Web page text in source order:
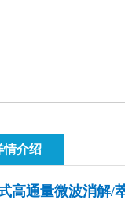
情介绍
高通量微波消解/